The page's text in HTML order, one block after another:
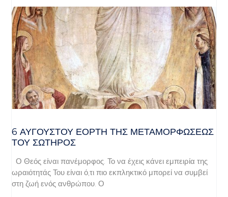
6 ΑΥΓΟΥΣΤΟΥ ΕΟΡΤΗ ΤΗΣ ΜΕΤΑΜΟΡΦΩΣΕΩΣ
ΤΟΥ ΣΩΤΗΡΟΣ
Ο Θεός είναι πανέμορφος. Το να έχεις κάνει εμπειρία της
ωραιότητάς Του είναι ό,τι πιο εκπληκτικό μπορεί να συμβεί
στη ζωή ενός ανθρώπου. Ο